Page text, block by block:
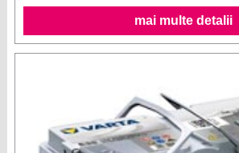
mai multe detalii